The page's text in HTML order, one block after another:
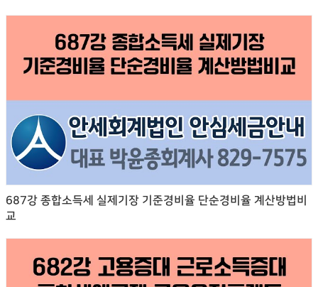
687강 종합소득세 실제기장 기준경비율 단순경비율 계산방법비
교